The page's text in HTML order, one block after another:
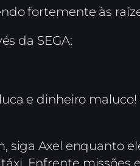
fortemente às
da SEGA:
e dinheiro
siga Axel enquanto